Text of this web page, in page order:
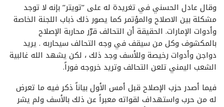
وقال عادل الحسني في تغريدة له على ’’تويتر’’ بإنه لا توجد
مشكلة بين الاصلاح والمؤتمر كما يصور ذلك ذباب اللجنة الخاصة
وأدوات الإمارات. الحقيقة أن التحالف قرّر محاربة الإصلاح
بالمكشوف وكل من سيقف في وجه التحالف سيحاربه . يريد
دواجن وأدوات رخيصة وللأسف وجد ذلك ، لكن يشهد الله غالبية
الشعب اليمني تلعن التحالف وتريد خروجه فوراً.
فيما أصدر حزب الإصلاح قبل أمس الأول بياناً ذكر فيه ما تعرض
له من حرب واستهداف لقواته معبراً عن ذلك بالأسف ولم يشر